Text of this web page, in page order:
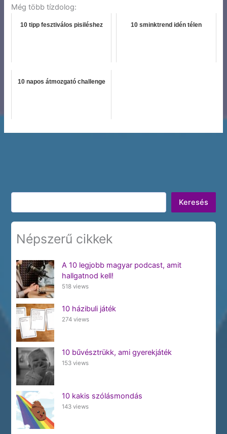
Még több tízdolog:
10 tipp fesztiválos pisiléshez 10 sminktrend idén télen
10 napos átmozgató challenge
Keresés
Keresés
Népszerű cikkek
A 10 legjobb magyar podcast, amit
hallgatnod kell!
518 views
10 házibuli játék
274 views
10 bűvésztrükk, ami gyerekjáték
153 views
10 kakis szólásmondás
143 views